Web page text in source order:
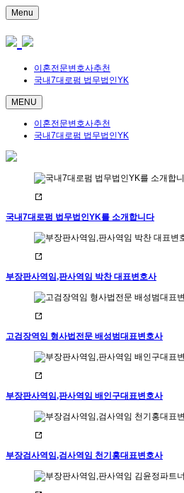
Menu
이혼전문변호사추천
국내7대로펌 법무법인YK
MENU
이혼전문변호사추천
국내7대로펌 법무법인YK
국내7대로펌 법무법인YK를 소개합니다
부장판사역임,판사역임 박찬 대표변호사
고검장역임 형사법전문 배성범대표변호사
부장판사역임,판사역임 배인구대표변호사
부장검사역임,검사역임 천기홍대표변호사